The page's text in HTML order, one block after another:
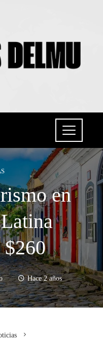
en
$260
Hace 2 años